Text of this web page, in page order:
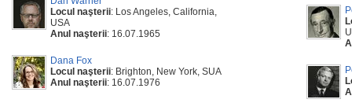
Locul naşterii: Los Angeles, California,
USA
Anul naşterii: 16.07.1965
Dana Fox
Locul naşterii: Brighton, New York, SUA
Anul naşterii: 16.07.1976